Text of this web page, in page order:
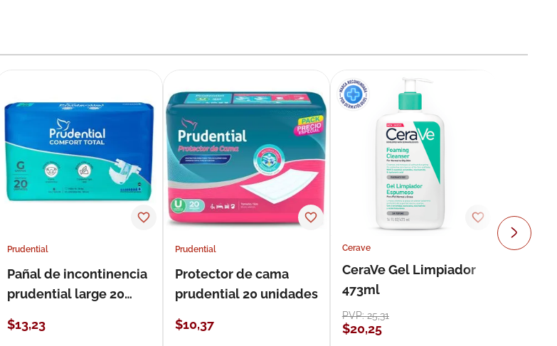
Prudential
Pañal de incontinencia
prudential large 20
$13,23
Prudential
Protector de cama
prudential 20 unidades
$10,37
Cerave
CeraVe Gel Limpiador
473ml
PVP:25,31
$20,25